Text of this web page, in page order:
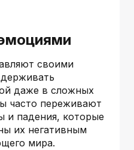
своими
даже в сложных
часто переживают
и падения, которые
их негативным
мира.